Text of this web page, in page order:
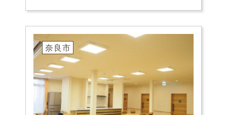
か・楽しいくらし 「癒･食･住」をコンセプト
に […]
奈良市